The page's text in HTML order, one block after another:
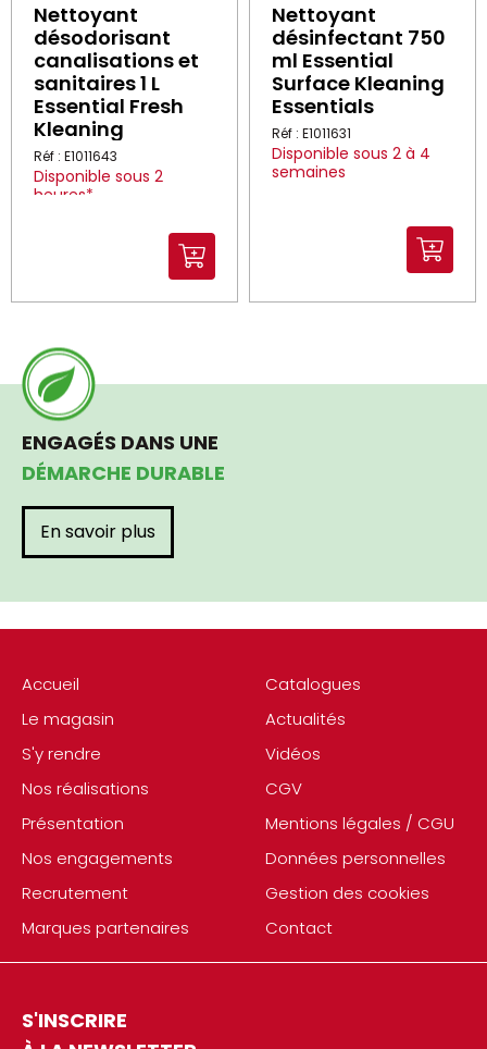
Nettoyant
désodorisant
canalisations et
sanitaires 1 L
Essential Fresh
Kleaning
Réf : E1011643
Disponible sous 2
heures*
Nettoyant
désinfectant 750
ml Essential
Surface Kleaning
Essentials
Réf : E1011631
Disponible sous 2 à 4
semaines
Accueil
Le magasin
S'y rendre
Nos réalisations
Présentation
Nos engagements
Recrutement
Marques partenaires
Catalogues
Actualités
Vidéos
CGV
Mentions légales / CGU
Données personnelles
Gestion des cookies
Contact
S'INSCRIRE
ENGAGÉS DANS UNE
DÉMARCHE DURABLE
En savoir plus